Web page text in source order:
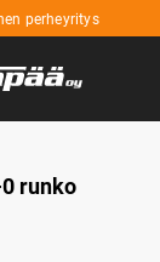
perheyritys
runko